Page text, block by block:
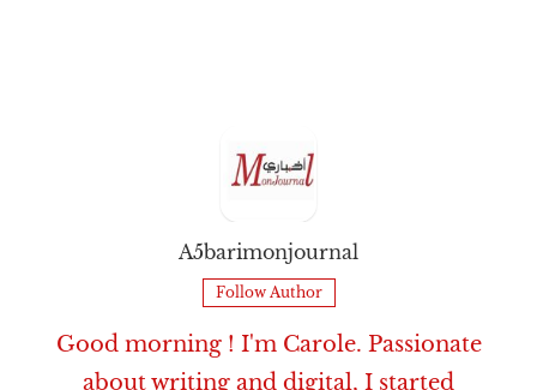
A5barimonjournal
Follow Author
Good morning ! I'm Carole. Passionate
about writing and digital, I started